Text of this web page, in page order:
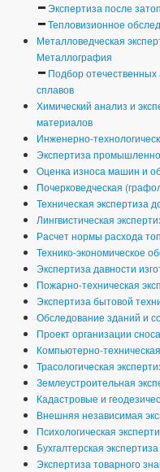
Экспертиза после
Тепловизионное
Металловедческая
Металлография
Подбор
сплавов
Химический анализ и
материалов
Инженерно-
Экспертиза
Оценка износа машин и
Почерковедческая
Техническая экспертиза
Лингвистическая
Расчет нормы расхода
Технико-экономическое
Экспертиза давности
Пожарно-техническая
Экспертиза бытовой
Обследование зданий и
Проект организации
Компьютерно-
Трасологическая
Землеустроительная
Кадастровые и
Внешняя независимая
Психологическая
Бухгалтерская экспертиза
Экспертиза товарного